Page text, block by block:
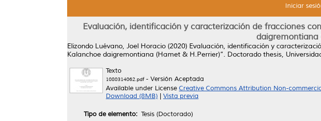
Iniciar
Evaluación, identificación y caracterización de fracciones
daigremontiana
Elizondo Luévano, Joel Horacio (2020) Evaluación, identificación y
Kalanchoe daigremontiana (Hamet & H.Perrier)”. Doctorado thesis,
Texto
1080314062.pdf- Versión Aceptada
Available under License Creative Commons Attribution Non-
Download (8MB)
Vista previa
Tipo de elemento: Tesis (Doctorado)